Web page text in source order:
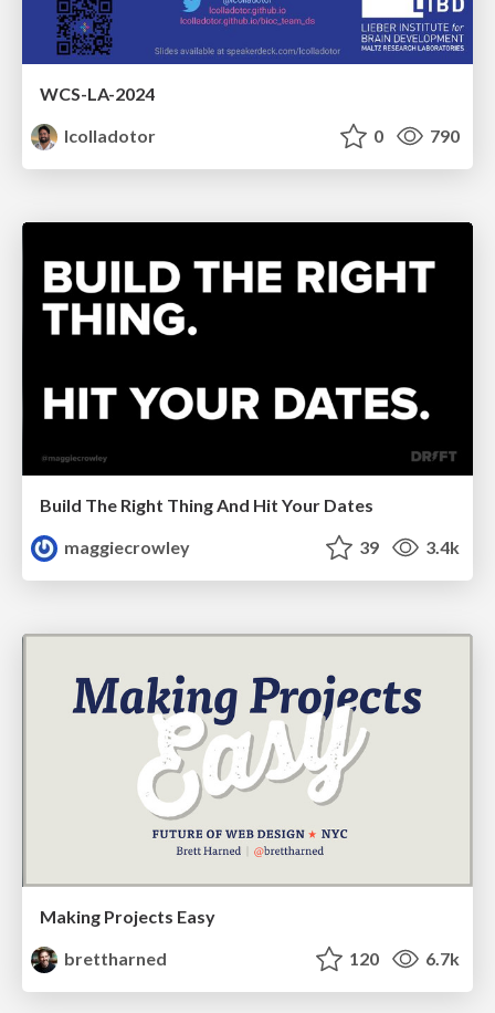
WCS-LA-2024
lcolladotor
0 790
Build The Right Thing And Hit Your Dates
maggiecrowley
39 3.4k
Making Projects Easy
brettharned
120 6.7k